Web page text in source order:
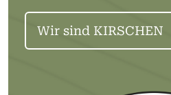
Wir sind KIRSCHEN